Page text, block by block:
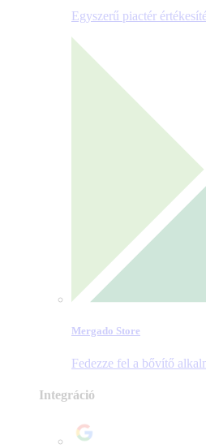
Egyszerű piactér
Mergado Store
Fedezze fel a bővítő
Integráció